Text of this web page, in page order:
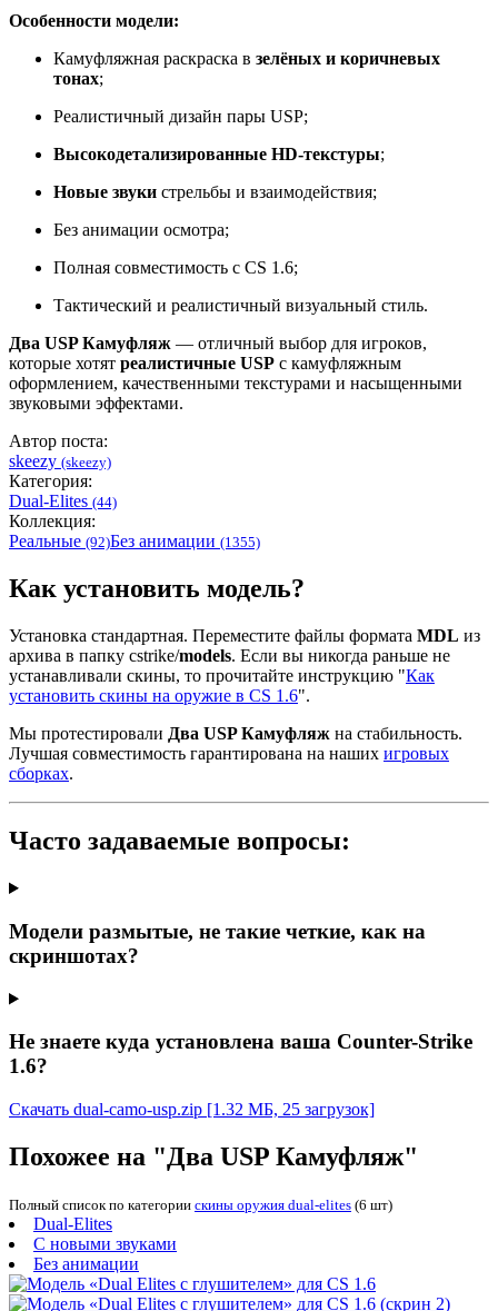
Особенности модели:
Камуфляжная раскраска в зелёных и коричневых
тонах;
Реалистичный дизайн пары USP;
Высокодетализированные HD-текстуры;
Новые звуки стрельбы и взаимодействия;
Без анимации осмотра;
Полная совместимость с CS 1.6;
Тактический и реалистичный визуальный стиль.
Два USP Камуфляж — отличный выбор для игроков,
которые хотят реалистичные USP с камуфляжным
оформлением, качественными текстурами и насыщенными
звуковыми эффектами.
Автор поста:
skeezy (skeezy)
Категория:
Dual-Elites (44)
Коллекция:
Реальные (92)Без анимации (1355)
Как установить модель?
Установка стандартная. Переместите файлы формата MDL из
архива в папку cstrike/models. Если вы никогда раньше не
устанавливали скины, то прочитайте инструкцию "Как
установить скины на оружие в CS 1.6".
Мы протестировали Два USP Камуфляж на стабильность.
Лучшая совместимость гарантирована на наших игровых
сборках.
Часто задаваемые вопросы:
Модели размытые, не такие четкие, как на
скриншотах?
Не знаете куда установлена ваша Counter-Strike
1.6?
Скачать dual-camo-usp.zip [1.32 МБ, 25 загрузок]
Похожее на "Два USP Камуфляж"
Полный список по категории скины оружия dual-elites (6 шт)
Dual-Elites
С новыми звуками
Без анимации